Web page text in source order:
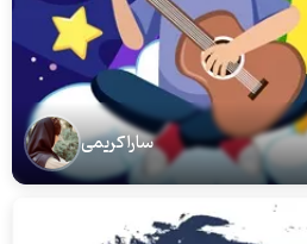
سارا کریمی